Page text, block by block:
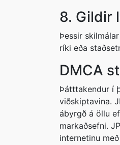
8. Gildir
Þessir
ríki eða
DMCA
Þátttakendur í
viðskiptavina.
ábyrgð á öllu
markaðsefni.
internetinu